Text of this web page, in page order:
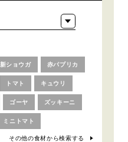
新ショウガ 赤パプリカ
トマト キュウリ
ゴーヤ ズッキーニ
ミニトマト
その他の食材から検索する